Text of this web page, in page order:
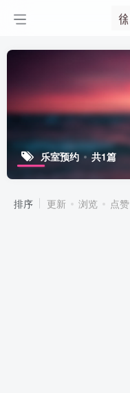
乐室预约 共1篇
排序 更新 浏览 点赞